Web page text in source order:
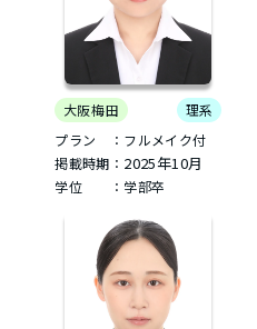
大阪梅田
理系
プラン ：フルメイク付
掲載時期： 2025年10月
学位 ：学部卒